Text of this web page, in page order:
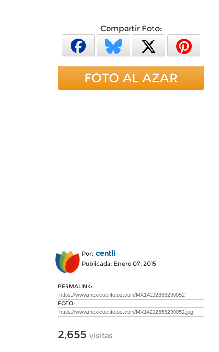
Compartir Foto:
FOTO AL AZAR
Por: centli
Publicada: Enero 07, 2015
PERMALINK:
FOTO:
2,655 visitas